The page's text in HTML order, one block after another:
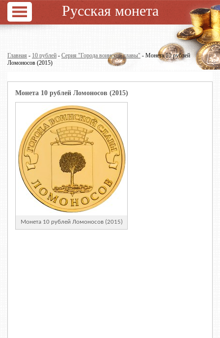
Русская монета
Главная - 10 рублей - Серия "Города воинской славы" - Монета 10 рублей
Ломоносов (2015)
Монета 10 рублей Ломоносов (2015)
Монета 10 рублей Ломоносов (2015)